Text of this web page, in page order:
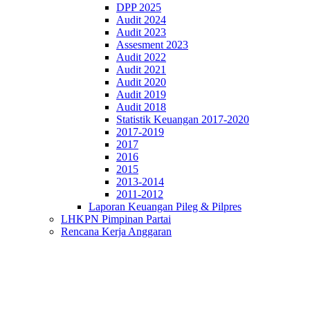
DPP 2025
Audit 2024
Audit 2023
Assesment 2023
Audit 2022
Audit 2021
Audit 2020
Audit 2019
Audit 2018
Statistik Keuangan 2017-2020
2017-2019
2017
2016
2015
2013-2014
2011-2012
Laporan Keuangan Pileg & Pilpres
LHKPN Pimpinan Partai
Rencana Kerja Anggaran